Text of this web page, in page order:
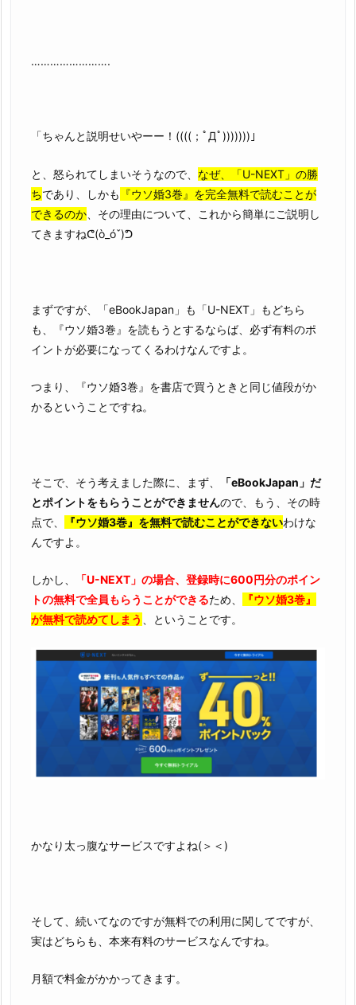
…………………….
「ちゃんと説明せいやーー！((((；ﾟДﾟ)))))))」
と、怒られてしまいそうなので、 なぜ、「U-NEXT」の勝
ちであり、しかも 『ウソ婚3巻』を完全無料で読むことが
できるのか 、その理由について、これから簡単にご説明し
てきますねᕦ(ò_óˇ)ᕤ
まずですが、「eBookJapan」も「U-NEXT」もどちら
も、『ウソ婚3巻』を読もうとするならば、必ず有料のポ
イントが必要になってくるわけなんですよ。
つまり、『ウソ婚3巻』を書店で買うときと同じ値段がか
かるということですね。
そこで、そう考えました際に、まず、
「eBookJapan」だ
とポイントをもらうことができませんので、もう、その時
点で、
『ウソ婚3巻』を無料で読むことができないわけな
んですよ。
しかし、
「U-NEXT」の場合、登録時に600円分のポイン
トの無料で全員もらうことができるため、
『ウソ婚3巻』
が無料で読めてしまう
、ということです。
かなり太っ腹なサービスですよね(＞＜)
そして、続いてなのですが無料での利用に関してですが、
実はどちらも、本来有料のサービスなんですね。
月額で料金がかかってきます。